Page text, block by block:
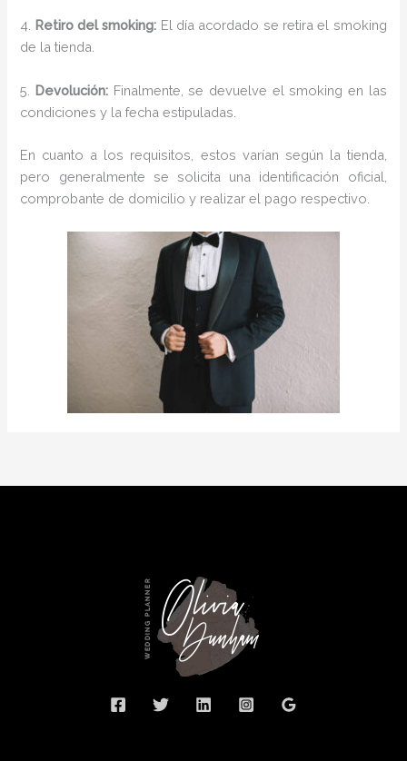
4. Retiro del smoking: El día acordado se retira el smoking
de la tienda.
5. Devolución: Finalmente, se devuelve el smoking en las
condiciones y la fecha estipuladas.
En cuanto a los requisitos, estos varían según la tienda,
pero generalmente se solicita una identificación oficial,
comprobante de domicilio y realizar el pago respectivo.